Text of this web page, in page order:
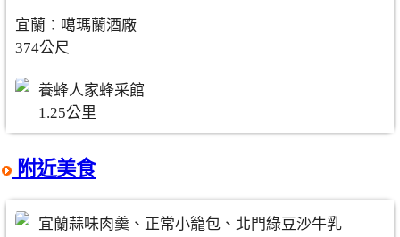
宜蘭：噶瑪蘭酒廠
374公尺
養蜂人家蜂采館
1.25公里
附近美食
宜蘭蒜味肉羹、正常小籠包、北門綠豆沙牛乳